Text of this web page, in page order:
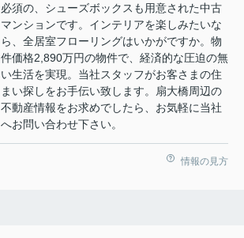
必須の、シューズボックスも用意された中古
マンションです。インテリアを楽しみたいな
ら、全居室フローリングはいかがですか。物
件価格2,890万円の物件で、経済的な圧迫の無
い生活を実現。当社スタッフがお客さまの住
まい探しをお手伝い致します。扇大橋周辺の
不動産情報をお求めでしたら、お気軽に当社
へお問い合わせ下さい。
情報の見方